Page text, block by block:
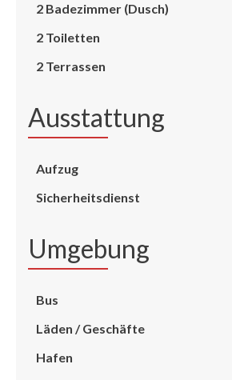
2 Badezimmer (Dusch)
2 Toiletten
2 Terrassen
Ausstattung
Aufzug
Sicherheitsdienst
Umgebung
Bus
Läden / Geschäfte
Hafen